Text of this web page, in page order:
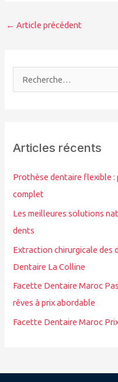
← Article précédent
e
e
r
:
Articles récents
Prothèse dentaire flexible :
complet
Les meilleures solutions
dents
Extraction chirurgicale des
Dentaire La Colline
Facette Dentaire Maroc
rêves à prix abordable
Facette Dentaire Maroc